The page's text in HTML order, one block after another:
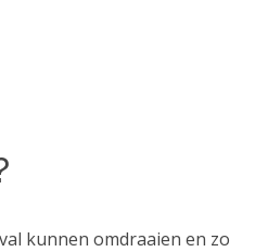
kunnen omdraaien en zo